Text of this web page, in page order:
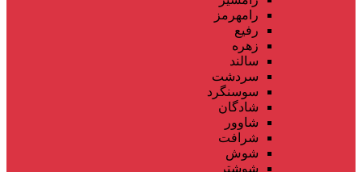
رامهرمز
رفیع
زهره
سالند
سردشت
سوسنگرد
شادگان
شاوور
شرافت
شوش
شوشتر